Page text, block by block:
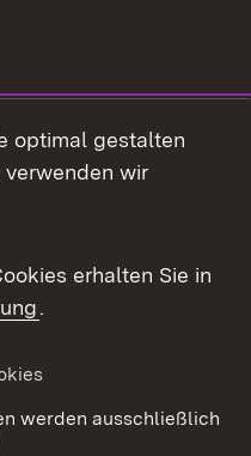
optimal gestalten
verwenden wir
erhalten Sie in
.
werden ausschließlich